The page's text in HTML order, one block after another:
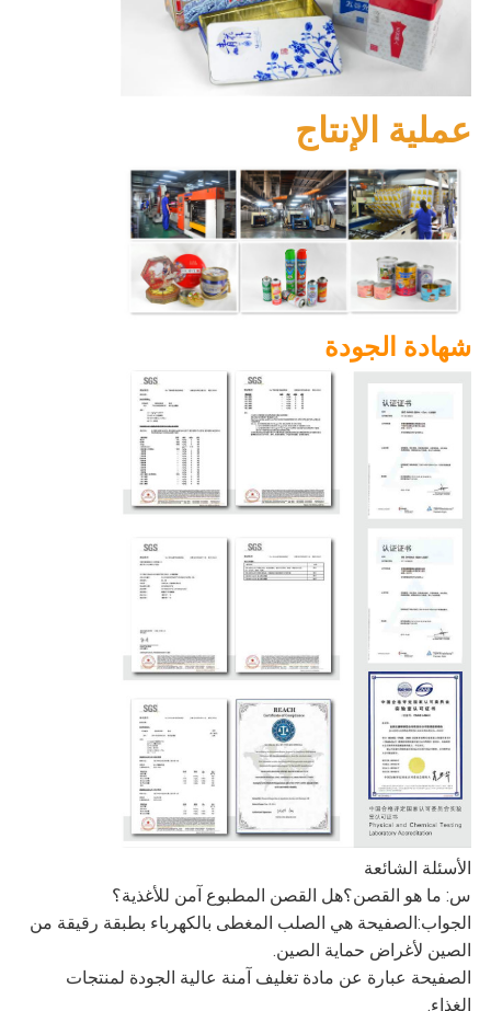
عملية الإنتاج
شهادة الجودة
الأسئلة الشائعة
س: ما هو القصن؟هل القصن المطبوع آمن للأغذية؟
الجواب:الصفيحة هي الصلب المغطى بالكهرباء بطبقة رقيقة من
الصين لأغراض حماية الصين.
الصفيحة عبارة عن مادة تغليف آمنة عالية الجودة لمنتجات
الغذاء.